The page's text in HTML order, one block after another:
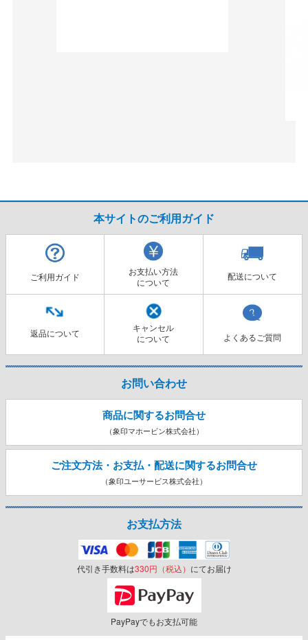
本サイトのご利用ガイド
ご利用ガイド
お支払い方法
について
配送について
返品について
キャンセル
について
よくあるご質問
お問い合わせ
商品に関するお問合せ
（象印マホービン株式会社）
ご注文方法・お支払・配送に関するお問合せ
（象印ユーサービス株式会社）
お支払方法
代引き手数料は330円（税込） にてお届け
PayPayでもお支払可能